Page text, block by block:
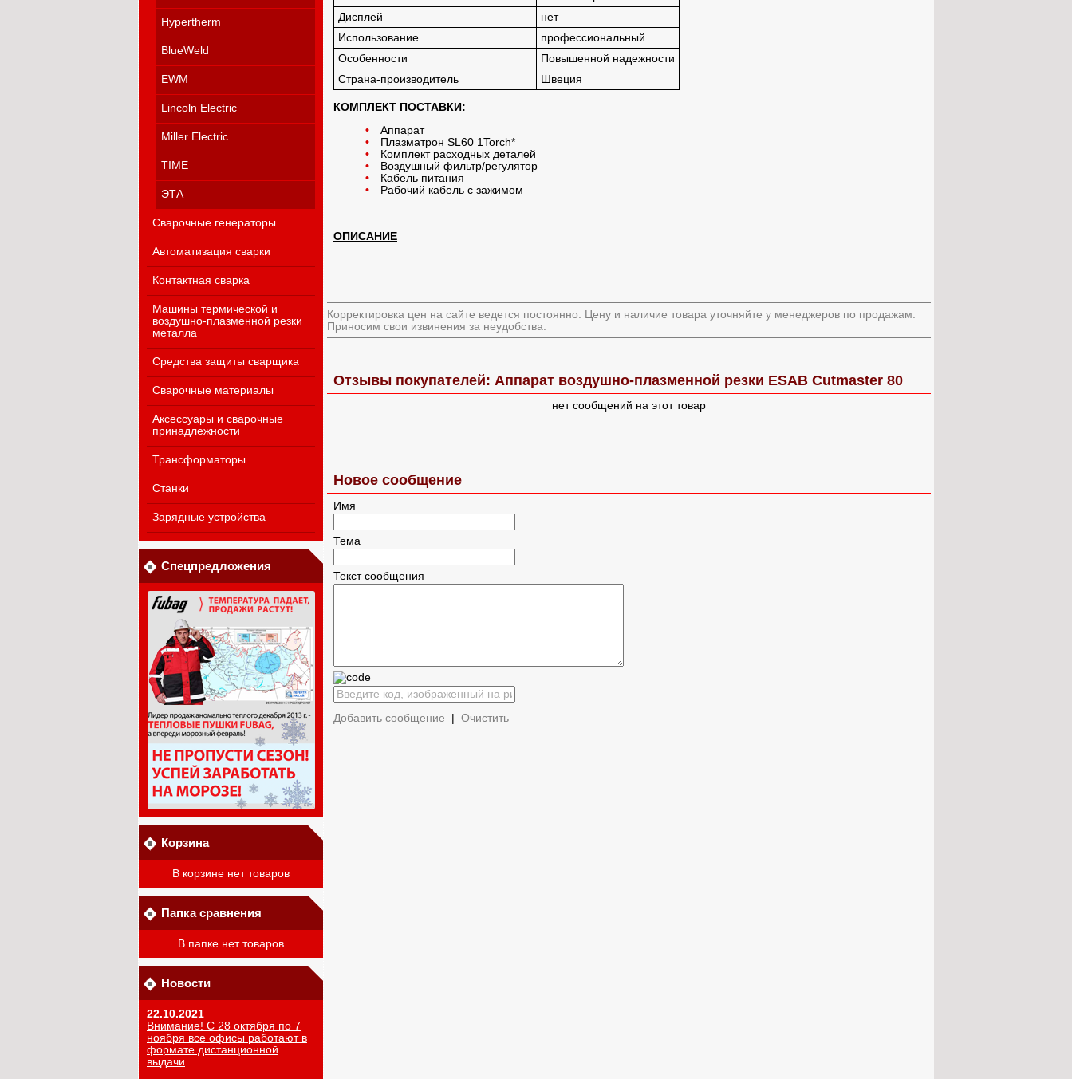
Hypertherm
BlueWeld
EWM
Lincoln Electric
Miller Electric
TIME
ЭТА
Сварочные генераторы
Автоматизация сварки
Контактная сварка
Машины термической и
воздушно-плазменной резки
металла
Средства защиты сварщика
Сварочные материалы
Аксессуары и сварочные
принадлежности
Трансформаторы
Станки
Зарядные устройства
Спецпредложения
Корзина
В корзине нет товаров
Папка сравнения
В папке нет товаров
Новости
22.10.2021
Внимание! С 28 октября по 7
ноября все офисы работают в
формате дистанционной
выдачи
Дисплей
нет
Использование
профессиональный
Особенности
Повышенной надежности
Страна-производитель
Швеция
КОМПЛЕКТ ПОСТАВКИ:
Аппарат
Плазматрон SL60 1Torch*
Комплект расходных деталей
Воздушный фильтр/регулятор
Кабель питания
Рабочий кабель с зажимом
ОПИСАНИЕ
Корректировка цен на сайте ведется постоянно. Цену и наличие товара уточняйте у менеджеров по продажам.
Приносим свои извинения за неудобства.
Отзывы покупателей: Аппарат воздушно-плазменной резки ESAB Cutmaster 80
нет сообщений на этот товар
Новое сообщение
Имя
Тема
Текст сообщения
Добавить сообщение Очистить